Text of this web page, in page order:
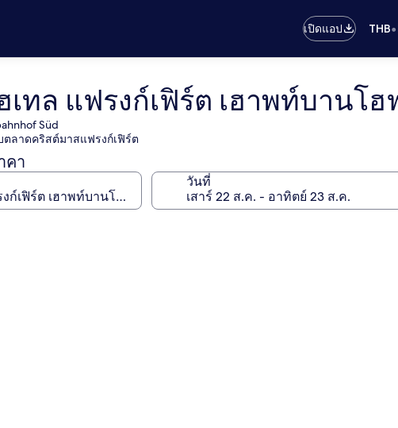
เปิดแอป
THB•
เทล แฟรงก์เฟิร์ต เฮาพท์บานโ
Süd
ตลาดคริสต์มาสแฟรงก์เฟิร์ต
คา
วันที่